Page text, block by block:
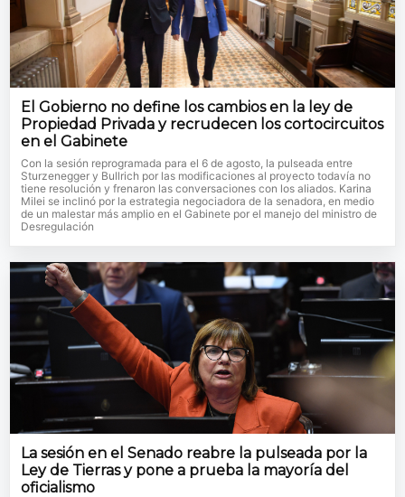
El Gobierno no define los cambios en la ley de
Propiedad Privada y recrudecen los cortocircuitos
en el Gabinete
Con la sesión reprogramada para el 6 de agosto, la pulseada entre
Sturzenegger y Bullrich por las modificaciones al proyecto todavía no
tiene resolución y frenaron las conversaciones con los aliados. Karina
Milei se inclinó por la estrategia negociadora de la senadora, en medio
de un malestar más amplio en el Gabinete por el manejo del ministro de
Desregulación
La sesión en el Senado reabre la pulseada por la
Ley de Tierras y pone a prueba la mayoría del
oficialismo